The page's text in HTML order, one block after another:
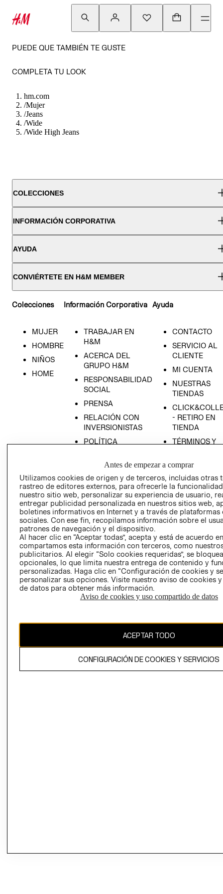
PUEDE QUE TAMBIÉN TE GUSTE
COMPLETA TU LOOK
hm.com
/Mujer
/Jeans
/Wide
/Wide High Jeans
COLECCIONES
INFORMACIÓN CORPORATIVA
AYUDA
CONVIÉRTETE EN H&M MEMBER
Colecciones
MUJER
HOMBRE
NIÑOS
HOME
Información Corporativa
TRABAJAR EN
H&M
ACERCA DEL
GRUPO H&M
RESPONSABILIDAD
SOCIAL
PRENSA
RELACIÓN CON
INVERSIONISTAS
POLÍTICA
Ayuda
CONTACTO
SERVICIO AL
CLIENTE
MI CUENTA
NUESTRAS
TIENDAS
- RETIRO EN
TIENDA
TÉRMINOS Y
AVISO DE
PRIVACIDAD
GIFT CARD
AVISO DE
COOKIES
Chile ($)
El contenido de esta página web está protegido por copyright y es
Antes de empezar a comprar
Utilizamos cookies de origen y de terceros, incluidas otras
rastreo de editores externos, para ofrecerle la
nuestro sitio web, personalizar su experiencia de usuario,
entregar publicidad personalizada en nuestros sitios web,
boletines informativos en Internet y a través de plataformas
sociales. Con ese fin, recopilamos información sobre el
patrones de navegación y el dispositivo.
Al hacer clic en “Aceptar todas”, acepta y está de acuerdo
compartamos esta información con terceros, como
publicitarios. Al elegir “Solo cookies requeridas”, se
opcionales, lo que limita nuestra entrega de contenido y
personalizadas. Haga clic en “Configuración de cookies y
personalizar sus opciones. Visite nuestro aviso de cookies
de datos para obtener más información.
Aviso de cookies y uso compartido de datos
ACEPTAR TODO
CONFIGURACIÓN DE COOKIES Y SERVICIOS